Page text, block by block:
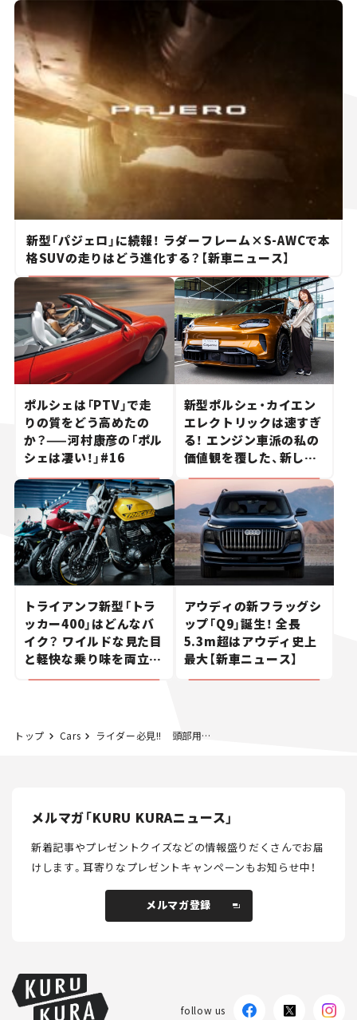
新型「パジェロ」に続報！ ラダーフレーム×S-AWCで本
格SUVの走りはどう進化する？【新車ニュース】
ポルシェは「PTV」で走
りの質をどう高めたの
か？——河村康彦の「ポル
シェは凄い！」#16
新型ポルシェ・カイエン
エレクトリックは速すぎ
る！ エンジン車派の私の
価値観を覆した、新しい
ポルシェの走り。
トライアンフ新型「トラ
ッカー400」はどんなバ
イク？ ワイルドな見た目
と軽快な乗り味を両立し
た400ccフラットトラッ
アウディの新フラッグシ
ップ「Q9」誕生！ 全長
5.3m超はアウディ史上
最大【新車ニュース】
トップ Cars ライダー必見!! 頭部用水冷インナーで夏場のヘルメット内をクールに！
メルマガ「KURU KURAニュース」
新着記事やプレゼントクイズなどの情報盛りだくさんでお届
けします。耳寄りなプレゼントキャンペーンもお知らせ中！
メルマガ登録
follow us